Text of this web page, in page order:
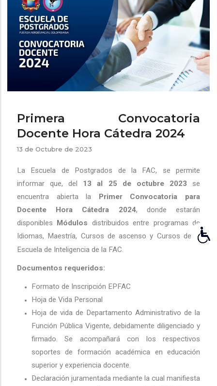
navegación
Primera Convocatoria
Docente Hora Cátedra 2024
13 de Octubre de 2023
La Escuela de Postgrados de la FAC, se permite
informar que, del 13 al 25 de octubre 2023 se
encuentra abierta la PrimerConvocatoria para
Docente Hora Cátedra 2024, donde estarán
disponibles Módulos distribuidos entre programas de
Idiomas, Maestría, Cursos de ascenso y Cursos de la
Escuela de Inteligencia de la FAC.
Documentos requeridos:
Formato de Inscripción EPFAC
Hoja de Vida Personal
Hoja de vida de Departamento Administrativo de la
Función Pública Vigente, debidamente diligenciado y
firmado. Se acompañará con los respectivos
soportes de formación académica en educación
superior y experiencia docente.
Declaración juramentada mediante la cual manifiesta